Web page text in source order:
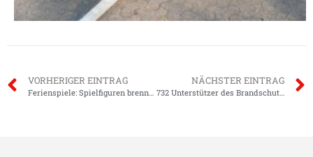
VORHERIGER EINTRAG
Ferienspiele: Spielfiguren brennen lichterloh
NÄCHSTER EINTRAG
732 Unterstützer des Brandschutzes